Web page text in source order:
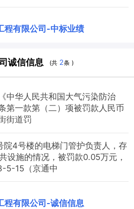
程有限公司 -中标业绩
诚信信息 (共 2条 )
中华人民共和国大气污染防治
第一款第（二）项被罚款人民币
街道罚
院4号楼的电梯门管护负责人，存
设施的情况，被罚款0.05万元，
5-15（京通中
程有限公司 -诚信信息